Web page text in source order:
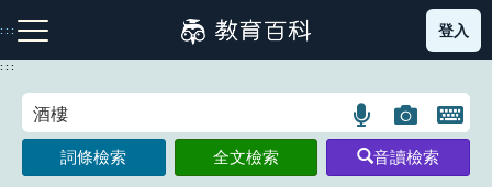
到
主
:::
注音索引圖示 筆畫索引圖示 部首索引表圖示
登入
:::
語
言
搜
圖
片
搜
開
鍵
詞條檢索 全文檢索 音讀檢索